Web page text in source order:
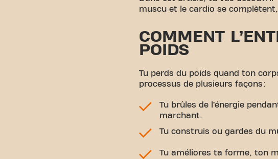
muscu et le cardio se
COMMENT
POIDS
Tu perds du poids quand ton
processus de plusieurs façons :
Tu brûles de l’énergie
marchant.
Tu construis ou gardes du
Tu améliores ta forme, ton